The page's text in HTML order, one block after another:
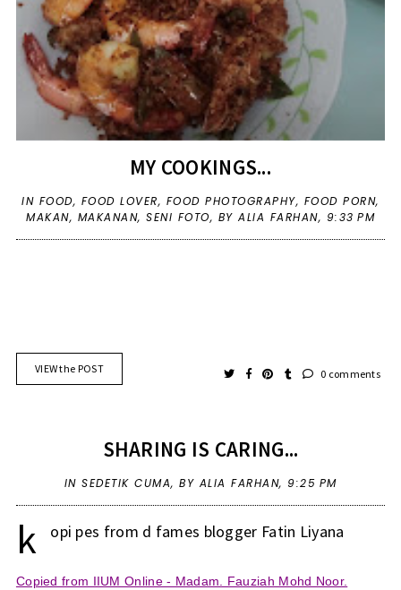
MY COOKINGS...
IN FOOD, FOOD LOVER, FOOD PHOTOGRAPHY, FOOD PORN,
MAKAN, MAKANAN, SENI FOTO, BY ALIA FARHAN, 9:33 PM
VIEW the POST 0 comments
SHARING IS CARING...
IN SEDETIK CUMA, BY ALIA FARHAN, 9:25 PM
k opi pes from d fames blogger Fatin Liyana
Copied from IIUM Online - Madam. Fauziah Mohd Noor.